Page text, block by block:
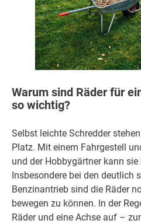
Warum sind Räder für
so wichtig?
Selbst leichte Schredder
Platz. Mit einem Fahrgestell
und der Hobbygärtner kann sie
Insbesondere bei den deutlich
Benzinantrieb sind die Räder
bewegen zu können. In der
Räder und eine Achse auf –